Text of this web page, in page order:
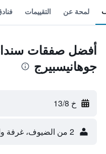
لمحة عن التقييمات
أفضل صفقات
جوهانيسبيرج
خ 13/8
2 من الضيوف، غرفة واحدة